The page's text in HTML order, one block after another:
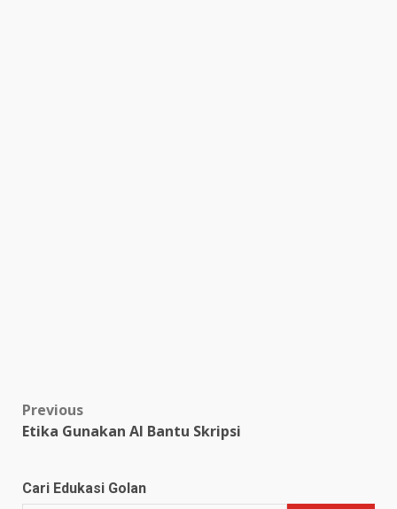
Post
Previous
Etika Gunakan AI Bantu Skripsi
Cari Edukasi Golan